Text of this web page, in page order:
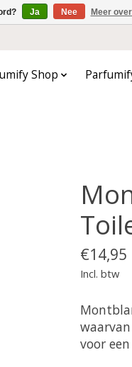
Shop
€14,95
Incl. btw
voor
Ja Nee Meer